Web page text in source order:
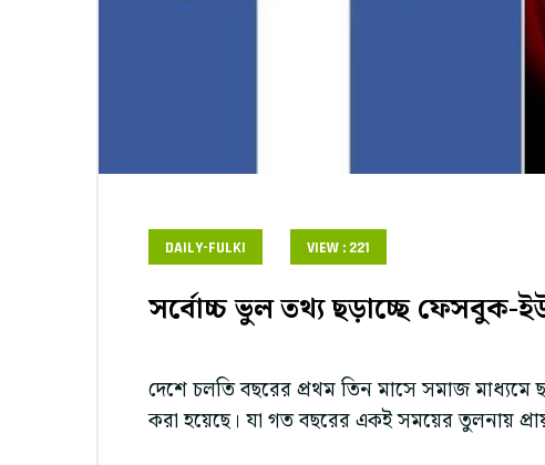
DAILY-FULKI VIEW : 221
সর্বোচ্চ ভুল তথ্য ছড়াচ্ছে ফেসবুক-
দেশে চলতি বছরের প্রথম তিন মাসে সমাজ
করা হয়েছে। যা গত বছরের একই সময়ের তুলনায়